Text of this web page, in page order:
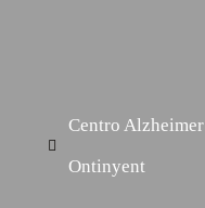
Centro Alzheimer
Ontinyent